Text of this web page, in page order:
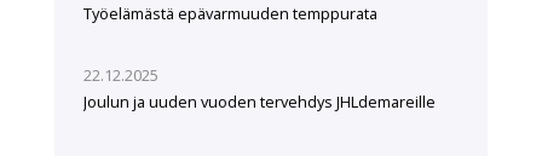
Työelämästä epävarmuuden temppurata
22.12.2025
Joulun ja uuden vuoden tervehdys JHLdemareille